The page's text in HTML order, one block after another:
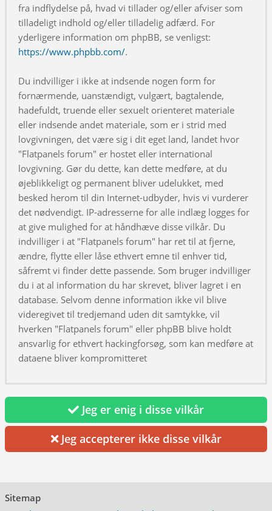
fra indflydelse på, hvad vi tillader og/eller afviser som
tilladeligt indhold og/eller tilladelig adfærd. For
yderligere information om phpBB, se venligst:
https://www.phpbb.com/.
Du indvilliger i ikke at indsende nogen form for
fornærmende, uanstændigt, vulgært, bagtalende,
hadefuldt, truende eller sexuelt orienteret materiale
eller indsende andet materiale, som er i strid med
lovgivningen, det være sig i dit eget land, landet hvor
"Flatpanels forum" er hostet eller international
lovgivning. Gør du dette, kan dette medføre, at du
øjeblikkeligt og permanent bliver udelukket, med
besked herom til din Internet-udbyder, hvis vi vurderer
det nødvendigt. IP-adresserne for alle indlæg logges for
at give mulighed for at håndhæve disse vilkår. Du
indvilliger i at "Flatpanels forum" har ret til at fjerne,
ændre, flytte eller låse ethvert emne til enhver tid,
såfremt vi finder dette passende. Som bruger indvilliger
du i at al information du har skrevet, bliver lagret i en
database. Selvom denne information ikke vil blive
videregivet til tredjemand uden dit samtykke, vil
hverken "Flatpanels forum" eller phpBB blive holdt
ansvarlig for ethvert hackingforsøg, som kan medføre at
dataene bliver kompromitteret
Jeg er enig i disse vilkår
Jeg accepterer ikke disse vilkår
Sitemap